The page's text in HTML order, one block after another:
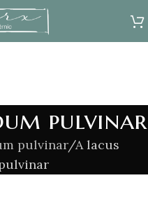
pulvinar
pulvinar A lacus